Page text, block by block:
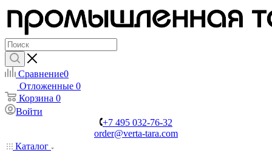
Сравнение0
Отложенные 0
Корзина 0
Войти
+7 495 032-76-32
order@verta-tara.com
Каталог